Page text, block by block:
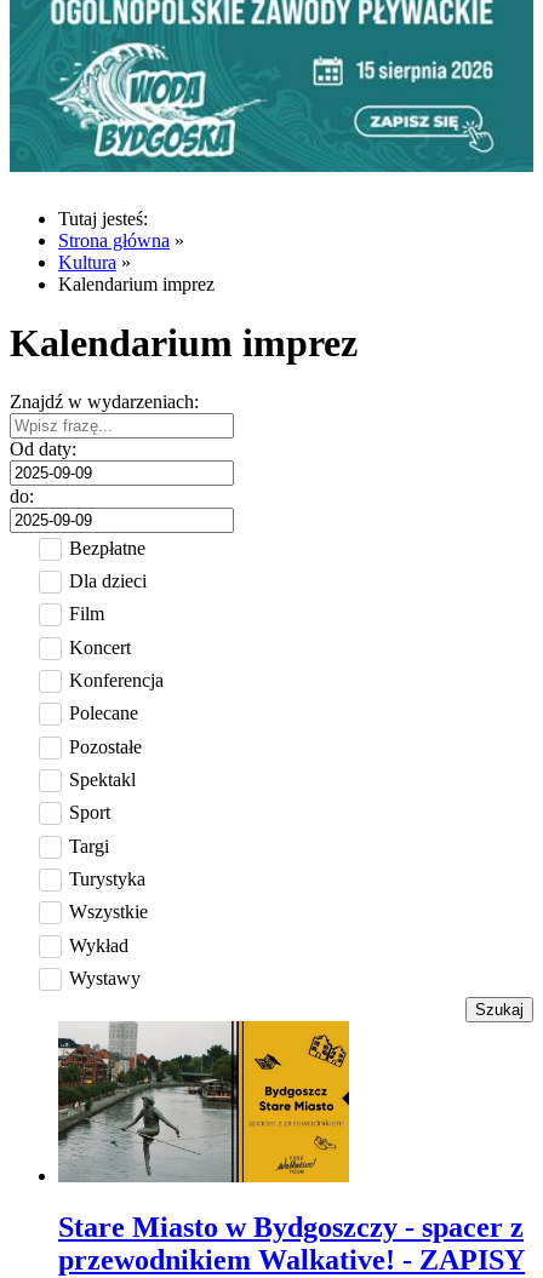
Tutaj jesteś:
Strona główna »
Kultura »
Kalendarium imprez
Kalendarium imprez
Znajdź w wydarzeniach:
Od daty:
do:
Bezpłatne
Dla dzieci
Film
Koncert
Konferencja
Polecane
Pozostałe
Spektakl
Sport
Targi
Turystyka
Wszystkie
Wykład
Wystawy
Szukaj
Stare Miasto w Bydgoszczy - spacer z
przewodnikiem Walkative! - ZAPISY